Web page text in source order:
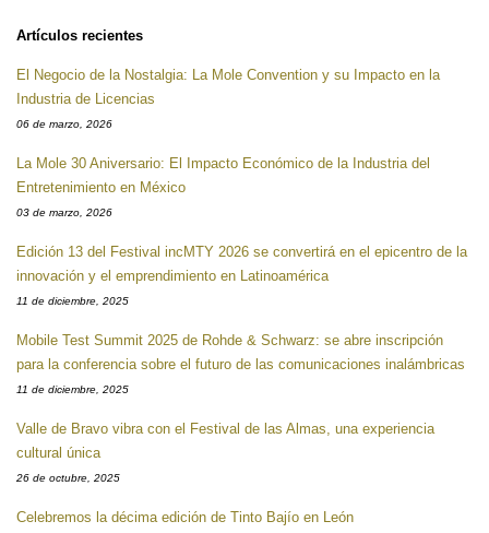
Artículos recientes
El Negocio de la Nostalgia: La Mole Convention y su Impacto en la
Industria de Licencias
06 de marzo, 2026
La Mole 30 Aniversario: El Impacto Económico de la Industria del
Entretenimiento en México
03 de marzo, 2026
Edición 13 del Festival incMTY 2026 se convertirá en el epicentro de la
innovación y el emprendimiento en Latinoamérica
11 de diciembre, 2025
Mobile Test Summit 2025 de Rohde & Schwarz: se abre inscripción
para la conferencia sobre el futuro de las comunicaciones inalámbricas
11 de diciembre, 2025
Valle de Bravo vibra con el Festival de las Almas, una experiencia
cultural única
26 de octubre, 2025
Celebremos la décima edición de Tinto Bajío en León